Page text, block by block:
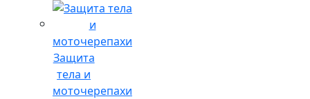
Защита
тела и
моточерепахи